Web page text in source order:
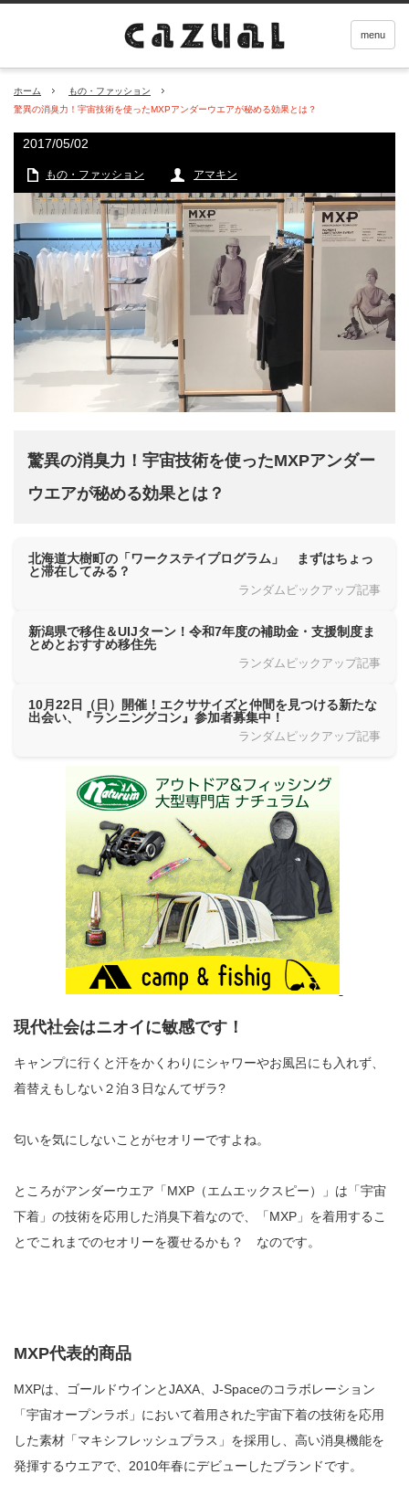
menu
ホーム
もの・ファッション
驚異の消臭力！宇宙技術を使ったMXPアンダーウエアが秘める効果とは？
2017/05/02
もの・ファッション アマキン
驚異の消臭力！宇宙技術を使ったMXPアンダー
ウエアが秘める効果とは？
北海道大樹町の「ワークステイプログラム」 まずはちょっ
と滞在してみる？
ランダムピックアップ記事
新潟県で移住＆UIJターン！令和7年度の補助金・支援制度ま
とめとおすすめ移住先
ランダムピックアップ記事
10月22日（日）開催！エクササイズと仲間を見つける新たな
出会い、『ランニングコン』参加者募集中！
ランダムピックアップ記事
現代社会はニオイに敏感です！
キャンプに行くと汗をかくわりにシャワーやお風呂にも入れず、
着替えもしない２泊３日なんてザラ?
匂いを気にしないことがセオリーですよね。
ところがアンダーウエア「MXP（エムエックスピー）」は「宇宙
下着」の技術を応用した消臭下着なので、「MXP」を着用するこ
とでこれまでのセオリーを覆せるかも？ なのです。
MXP代表的商品
MXPは、ゴールドウインとJAXA、J-Spaceのコラボレーション
「宇宙オープンラボ」において着用された宇宙下着の技術を応用
した素材「マキシフレッシュプラス」を採用し、高い消臭機能を
発揮するウエアで、2010年春にデビューしたブランドです。